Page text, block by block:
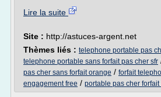
Lire la suite
Site : http://astuces-argent.net
Thèmes liés : telephone portable pas
telephone portable sans forfait pas cher sfr
pas cher sans forfait orange / forfait
engagement free / portable pas cher forfait